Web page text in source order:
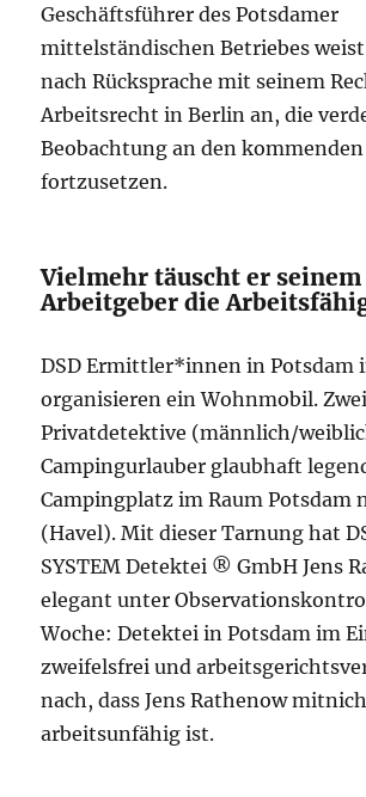
Geschäftsführer des Potsdamer
mittelständischen Betriebes weist
nach Rücksprache mit seinem
Arbeitsrecht in Berlin an, die
Beobachtung an den
fortzusetzen.
Vielmehr täuscht er seinem
Arbeitgeber die
DSD Ermittler*innen in Potsdam
organisieren ein Wohnmobil. Zwei
Privatdetektive (männlich/
Campingurlauber glaubhaft
Campingplatz im Raum Potsdam
(Havel). Mit dieser Tarnung hat
SYSTEM Detektei ® GmbH Jens
elegant unter
Woche: Detektei in Potsdam im
zweifelsfrei und
nach, dass Jens Rathenow
arbeitsunfähig ist.